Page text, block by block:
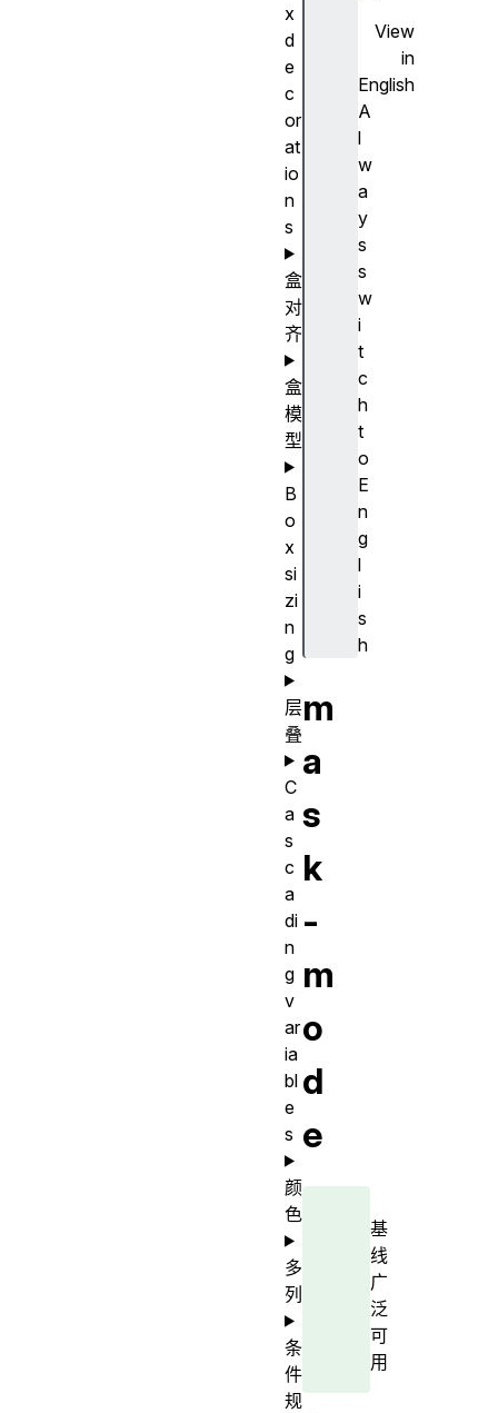
View
in
English
A
l
w
a
y
s
s
w
i
t
c
h
t
o
E
n
g
l
i
s
h
m
a
s
k
-
m
o
d
e
基
线
广
泛
可
用
x
d
e
c
or
at
io
n
s
盒
对
齐
盒
模
型
B
o
x
si
zi
n
g
层
叠
C
a
s
c
a
di
n
g
v
ar
ia
bl
e
s
颜
色
多
列
条
件
规